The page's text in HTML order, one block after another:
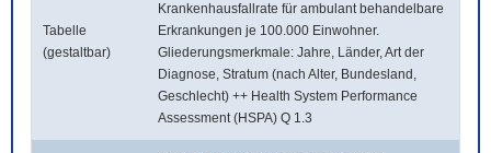
Tabelle
(gestaltbar)
Krankenhausfallrate für ambulant behandelbare
Erkrankungen je 100.000 Einwohner.
Gliederungsmerkmale: Jahre, Länder, Art der
Diagnose, Stratum (nach Alter, Bundesland,
Geschlecht) ++ Health System Performance
Assessment (HSPA) Q 1.3